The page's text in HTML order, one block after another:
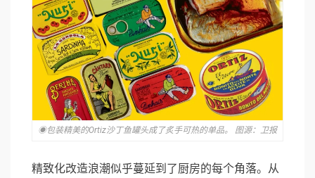
◉包装精美的Ortiz沙丁鱼罐头成了炙手可热的单品。 图源：卫报
精致化改造浪潮似乎蔓延到了厨房的每个角落。从